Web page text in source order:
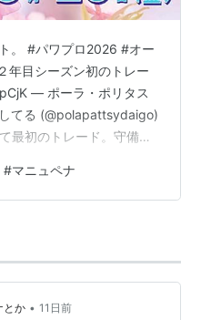
。 #パワプロ2026 #オー
年目シーズン初のトレー
— ポーラ・ポリタス
てる (@polapattsydaigo)
最初のトレード。守備の
プロ2026 #オーペナ #マ
ズン２度目のトレード。
ーラ・ポリタス＠みん…
#マニュペナ
とか • 11日前